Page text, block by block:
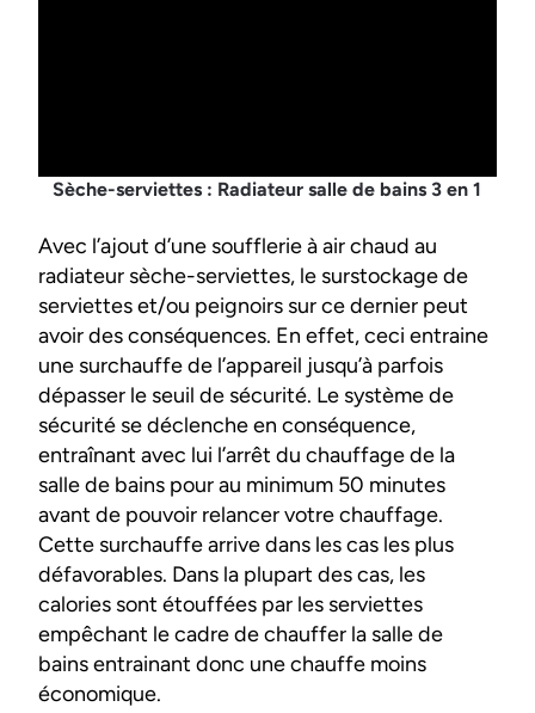
Sèche-serviettes : Radiateur salle de bains 3 en 1
Avec l’ajout d’une soufflerie à air chaud au
radiateur sèche-serviettes, le surstockage de
serviettes et/ou peignoirs sur ce dernier peut
avoir des conséquences. En effet, ceci entraine
une surchauffe de l’appareil jusqu’à parfois
dépasser le seuil de sécurité. Le système de
sécurité se déclenche en conséquence,
entraînant avec lui l’arrêt du chauffage de la
salle de bains pour au minimum 50 minutes
avant de pouvoir relancer votre chauffage.
Cette surchauffe arrive dans les cas les plus
défavorables. Dans la plupart des cas, les
calories sont étouffées par les serviettes
empêchant le cadre de chauffer la salle de
bains entrainant donc une chauffe moins
économique.